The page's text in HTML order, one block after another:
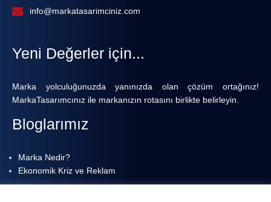
info@markatasarimciniz.com
Yeni Değerler için...
Marka yolculuğunuzda yanınızda olan çözüm ortağınız!
MarkaTasarımcınız ile markanızın rotasını birlikte belirleyin.
Bloglarımız
Marka Nedir?
Ekonomik Kriz ve Reklam